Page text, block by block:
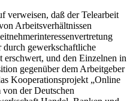
verweisen, daß der Telearbeit
Arbeitsverhältnissen
durch gewerkschaftliche
erschwert, und den Einzelnen in
gegenüber dem Arbeitgeber
Kooperationsprojekt „Online
von der Deutschen